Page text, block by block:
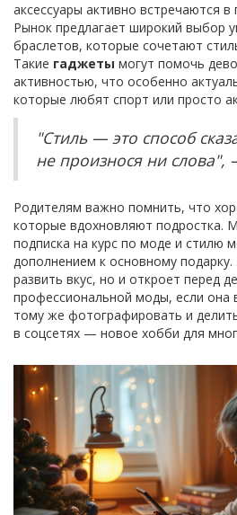
аксессуары активно встречаются
Рынок предлагает широкий выбор
браслетов, которые сочетают
Такие гаджеты могут помочь
активностью, что особенно
которые любят спорт или просто
"Стиль — это способ
не произнося ни слова",
Родителям важно помнить, что
которые вдохновляют подростка.
подписка на курс по моде и стилю
дополнением к основному
развить вкус, но и откроет перед
профессиональной моды, если она
тому же фотографировать и
в соцсетях — новое хобби для